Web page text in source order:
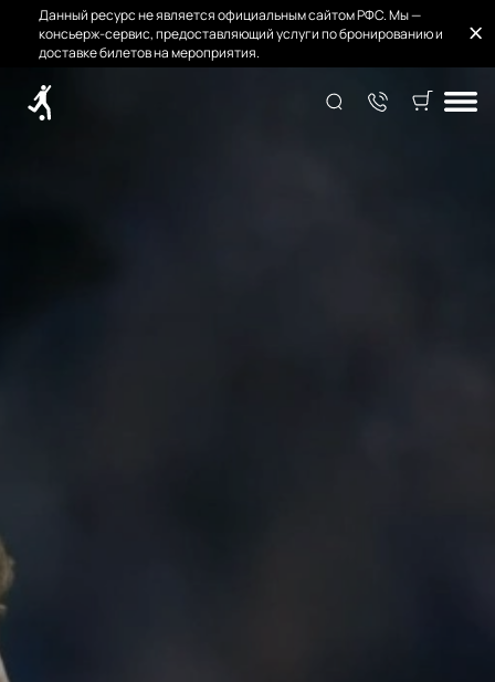
Данный ресурс не является официальным сайтом РФС. Мы —
консьерж-сервис, предоставляющий услуги по бронированию и
доставке билетов на мероприятия.